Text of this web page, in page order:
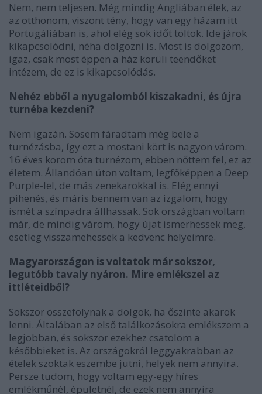
Nem, nem teljesen. Még mindig Angliában élek, az
az otthonom, viszont tény, hogy van egy házam itt
Portugáliában is, ahol elég sok időt töltök. Ide járok
kikapcsolódni, néha dolgozni is. Most is dolgozom,
igaz, csak most éppen a ház körüli teendőket
intézem, de ez is kikapcsolódás.
Nehéz ebből a nyugalomból kiszakadni, és újra
turnéba kezdeni?
Nem igazán. Sosem fáradtam még bele a
turnézásba, így ezt a mostani kört is nagyon várom.
16 éves korom óta turnézom, ebben nőttem fel, ez az
életem. Állandóan úton voltam, legfőképpen a Deep
Purple-lel, de más zenekarokkal is. Elég ennyi
pihenés, és máris bennem van az izgalom, hogy
ismét a színpadra állhassak. Sok országban voltam
már, de mindig várom, hogy újat ismerhessek meg,
esetleg visszamehessek a kedvenc helyeimre.
Magyarországon is voltatok már sokszor,
legutóbb tavaly nyáron. Mire emlékszel az
ittléteidből?
Sokszor összefolynak a dolgok, ha őszinte akarok
lenni. Általában az első találkozásokra emlékszem a
legjobban, és sokszor ezekhez csatolom a
későbbieket is. Az országokról leggyakrabban az
ételek szoktak eszembe jutni, helyek nem annyira.
Persze tudom, hogy voltam egy-egy híres
emlékműnél, épületnél, de ezek nem annyira